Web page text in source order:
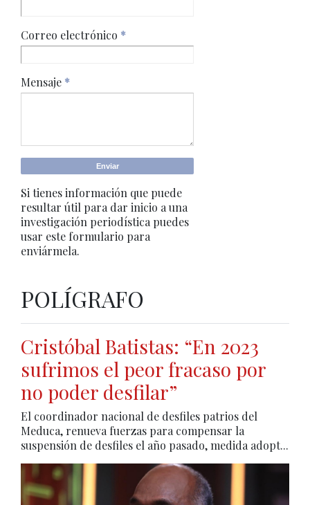
Correo electrónico *
Mensaje *
Si tienes información que puede
resultar útil para dar inicio a una
investigación periodística puedes
usar este formulario para
enviármela.
POLÍGRAFO
Cristóbal Batistas: “En 2023
sufrimos el peor fracaso por
no poder desfilar”
El coordinador nacional de desfiles patrios del
Meduca, renueva fuerzas para compensar la
suspensión de desfiles el año pasado, medida adopt...